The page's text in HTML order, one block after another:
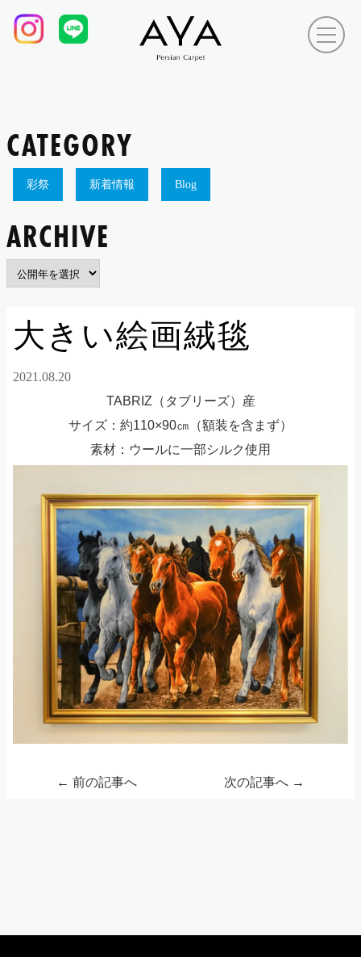
CATEGORY
彩祭 新着情報 Blog
ARCHIVE
大きい絵画絨毯
2021.08.20
TABRIZ（タブリーズ）産
サイズ：約110×90㎝（額装を含まず）
素材：ウールに一部シルク使用
← 前の記事へ 次の記事へ →